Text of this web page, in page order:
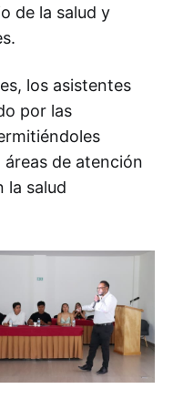
de la salud y
los asistentes
por las
de atención
la salud